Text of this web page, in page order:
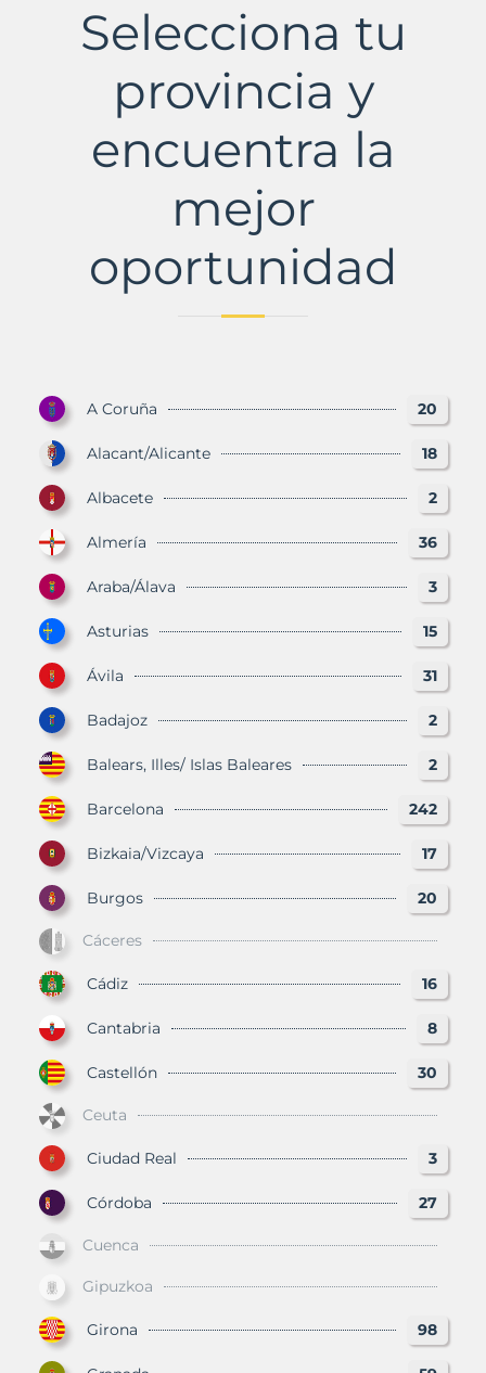
Selecciona tu
provincia y
encuentra la
mejor
oportunidad
A Coruña 20
Alacant/Alicante 18
Albacete 2
Almería 36
Araba/Álava 3
Asturias 15
Ávila 31
Badajoz 2
Balears, Illes/ Islas Baleares 2
Barcelona 242
Bizkaia/Vizcaya 17
Burgos 20
Cáceres
Cádiz 16
Cantabria 8
Castellón 30
Ceuta
Ciudad Real 3
Córdoba 27
Cuenca
Gipuzkoa
Girona 98